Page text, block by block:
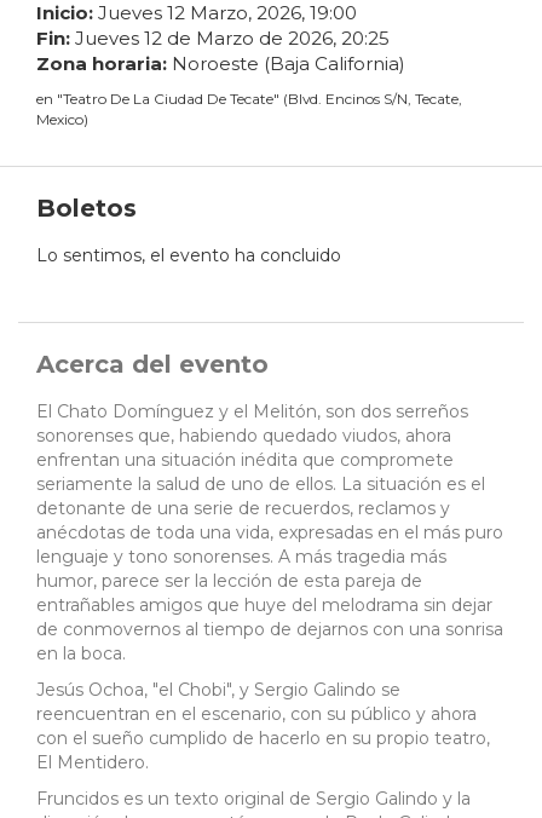
Inicio: Jueves 12 Marzo, 2026, 19:00
Fin: Jueves 12 de Marzo de 2026, 20:25
Zona horaria: Noroeste (Baja California)
en "Teatro De La Ciudad De Tecate" (Blvd. Encinos S/N, Tecate,
Mexico)
Boletos
Lo sentimos, el evento ha concluido
Acerca del evento
El Chato Domínguez y el Melitón, son dos serreños
sonorenses que, habiendo quedado viudos, ahora
enfrentan una situación inédita que compromete
seriamente la salud de uno de ellos. La situación es el
detonante de una serie de recuerdos, reclamos y
anécdotas de toda una vida, expresadas en el más puro
lenguaje y tono sonorenses. A más tragedia más
humor, parece ser la lección de esta pareja de
entrañables amigos que huye del melodrama sin dejar
de conmovernos al tiempo de dejarnos con una sonrisa
en la boca.
Jesús Ochoa, "el Chobi", y Sergio Galindo se
reencuentran en el escenario, con su público y ahora
con el sueño cumplido de hacerlo en su propio teatro,
El Mentidero.
Fruncidos es un texto original de Sergio Galindo y la